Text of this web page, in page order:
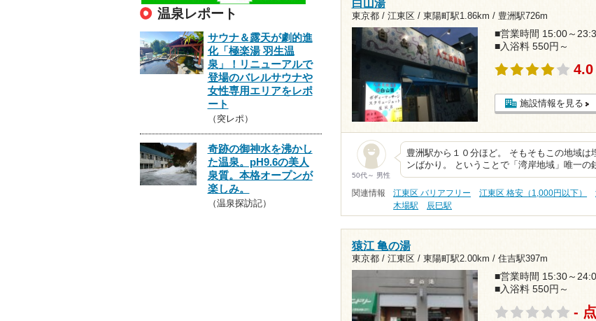
白山湯
東京都 / 江東区 / 東陽町駅1.86km / 豊洲駅726m
■営業時間 15:00～
■入浴料 550円～
4.0
施設情報を見る
50代～ 男性
豊洲駅から１０分ほど。 そもそもこの地域
ンばかり。 ということで「湾岸地域」唯一
関連情報 江東区 バリアフリー 江東区 格安（1,000円以下）
木場駅
辰巳駅
猿江 亀の湯
東京都 / 江東区 / 東陽町駅2.00km / 住吉駅397m
■営業時間 15:30～
■入浴料 550円～
- 点
温泉レポート
サウナ＆露天が劇的進
化「極楽湯 羽生温
泉」！リニューアルで
登場のバレルサウナや
女性専用エリアをレポ
ート
（突レポ）
奇跡の御神水を沸かし
た温泉。pH9.6の美人
泉質。本格オープンが
楽しみ。
（温泉探訪記）